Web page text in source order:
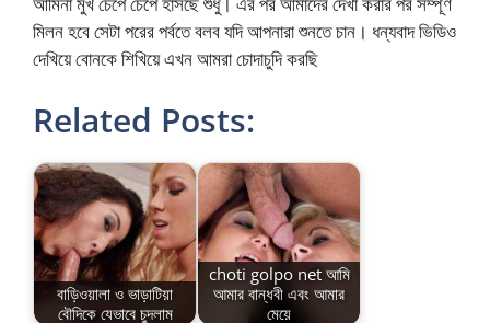
মিলন হবে সেটা পরের পর্বতে বলব যদি আপনারা শুনতে চান। ধন্যবাদ ভিডিও
দেখিয়ে বোনকে শিখিয়ে এখন আমরা চোদাচুদি করছি
Related Posts:
বাড়িওয়ালা ও ভাড়াটিয়া
বৌদিকে যেভাবে চুদলাম
choti golpo net আমি
আমার বান্ধবী এবং আমার
মেয়ে